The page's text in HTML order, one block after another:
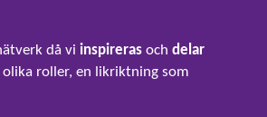
då vi inspireras och delar
roller, en likriktning som